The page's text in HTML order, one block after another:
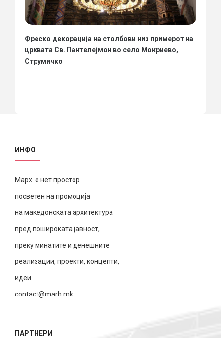
Фреско декорација на столбови низ примерот на
црквата Св. Пантелејмон во село Мокриево,
Струмичко
ИНФО
Марх е нет простор
посветен на промоција
на македонската архитектура
пред пошироката јавност,
преку минатите и денешните
реализации, проекти, концепти,
идеи.
contact@marh.mk
ПАРТНЕРИ